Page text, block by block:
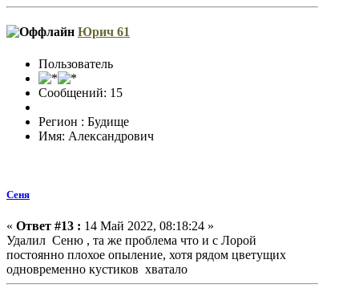
Юрич 61
Пользователь
Сообщений: 15
Регион : Будище
Имя: Александрович
Сеня
« Ответ #13 : 14 Май 2022, 08:18:24 »
Удалил Сеню , та же проблема что и с Лорой
постоянно плохое опыление, хотя рядом цветущих
одновременно кустиков хватало